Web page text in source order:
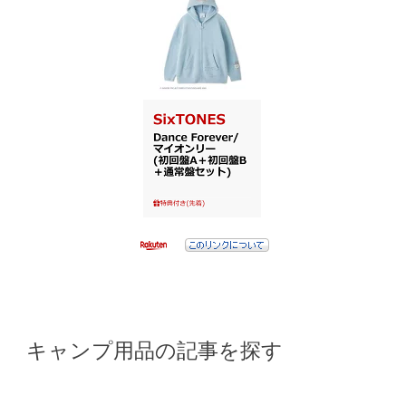
キャンプ用品の記事を探す